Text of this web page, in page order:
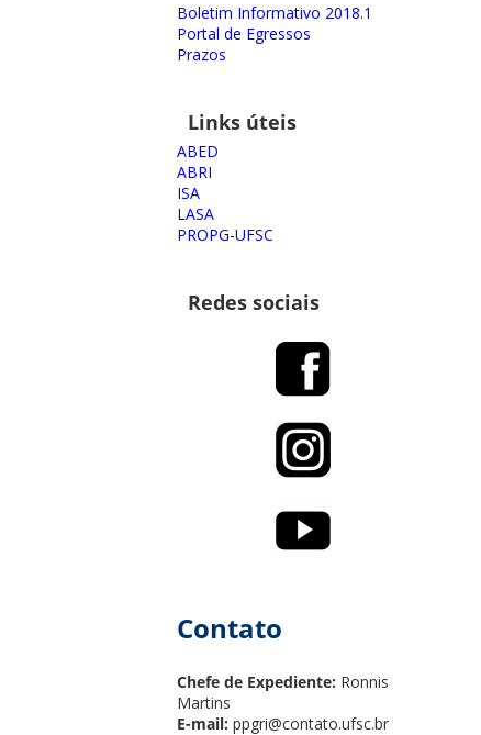
Boletim Informativo 2018.1
Portal de Egressos
Prazos
Links úteis
ABED
ABRI
ISA
LASA
PROPG-UFSC
Redes sociais
Contato
Chefe de Expediente: Ronnis
Martins
E-mail: ppgri@contato.ufsc.br